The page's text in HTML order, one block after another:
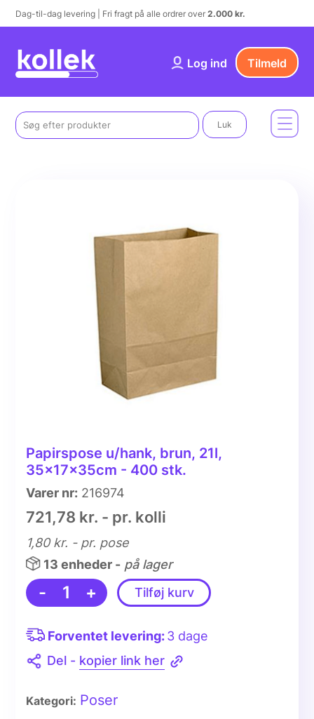
Dag-til-dag levering | Fri fragt på alle ordrer over2.000 kr.
Tilmeld
Log ind
Luk
Papirspose u/hank, brun, 21l,
35x17x35cm - 400 stk.
Varer nr: 216974
721,78 kr. - pr. kolli
1,80 kr. - pr. pose
13 enheder - på lager
- 1 + Tilføj kurv
Forventet levering:3 dage
Del - kopier link her
Kategori: Poser